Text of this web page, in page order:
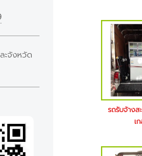
รถรับจ้างส
เ
ะจังหวัด